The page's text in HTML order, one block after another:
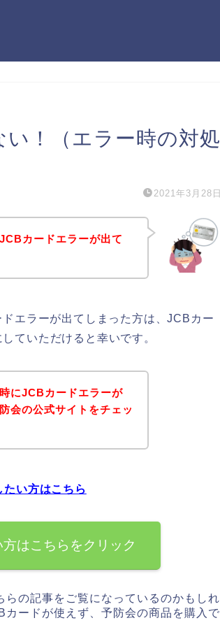
！（エラー時の対処
2021年3月28日
カードエラーが出て
エラーが出てしまった方は、JCBカー
ていただけると幸いです。
にJCBカードエラーが
会の公式サイトをチェッ
い方はこちら
はこちらをクリック
の記事をご覧になっているのかもしれ
ードが使えず、予防会の商品を購入で